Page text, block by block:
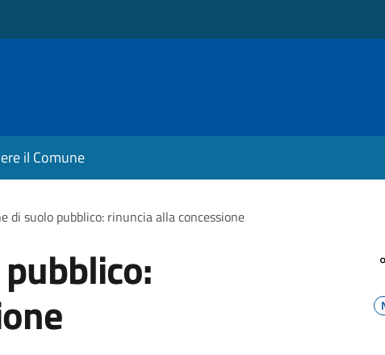
il Comune
di suolo pubblico: rinuncia alla concessione